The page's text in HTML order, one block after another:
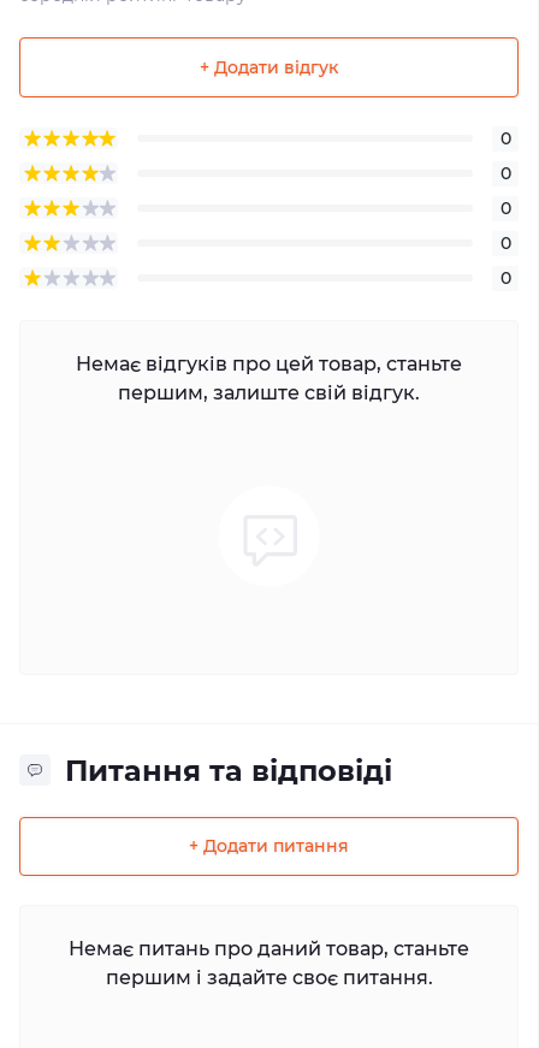
+ Додати відгук
0
0
0
0
0
Немає відгуків про цей товар, станьте
першим, залиште свій відгук.
Питання та відповіді
+ Додати питання
Немає питань про даний товар, станьте
першим і задайте своє питання.